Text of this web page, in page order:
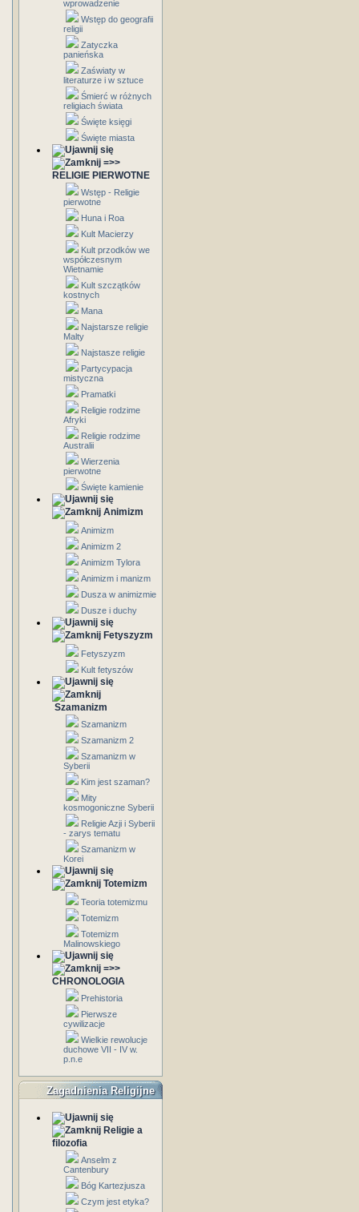
wprowadzenie
Wstęp do geografii
religii
Zatyczka
panieńska
Zaświaty w
literaturze i w sztuce
Śmierć w różnych
religiach świata
Święte księgi
Święte miasta
=>>
RELIGIE PIERWOTNE
Wstęp - Religie
pierwotne
Huna i Roa
Kult Macierzy
Kult przodków we
współczesnym
Wietnamie
Kult szczątków
kostnych
Mana
Najstarsze religie
Malty
Najstasze religie
Partycypacja
mistyczna
Pramatki
Religie rodzime
Afryki
Religie rodzime
Australii
Wierzenia
pierwotne
Święte kamienie
Animizm
Animizm
Animizm 2
Animizm Tylora
Animizm i manizm
Dusza w animizmie
Dusze i duchy
Fetyszyzm
Fetyszyzm
Kult fetyszów
Szamanizm
Szamanizm
Szamanizm 2
Szamanizm w
Syberii
Kim jest szaman?
Mity
kosmogoniczne Syberii
Religie Azji i Syberii
- zarys tematu
Szamanizm w
Korei
Totemizm
Teoria totemizmu
Totemizm
Totemizm
Malinowskiego
=>>
CHRONOLOGIA
Prehistoria
Pierwsze
cywilizacje
Wielkie rewolucje
duchowe VII - IV w.
p.n.e
Zagadnienia Religijne
Religie a
filozofia
Anselm z
Cantenbury
Bóg Kartezjusza
Czym jest etyka?